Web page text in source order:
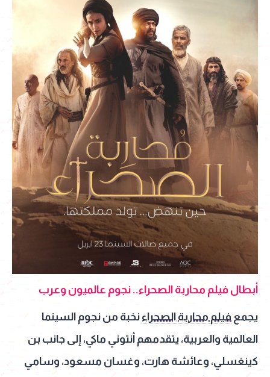
أبطال فيلم محاربة الصحراء.. نجوم عالميون وعرب
يجمعفيلم محاربة الصحراء نخبة من نجوم السينما
العالمية والعربية، يتقدمهم أنتوني ماكي، إلى جانب بن
كينغسلي، وعائشة هارت، وغسان مسعود، وسامي